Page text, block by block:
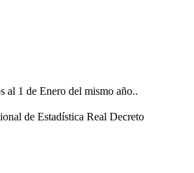
al 1 de Enero del mismo año..
de Estadística Real Decreto